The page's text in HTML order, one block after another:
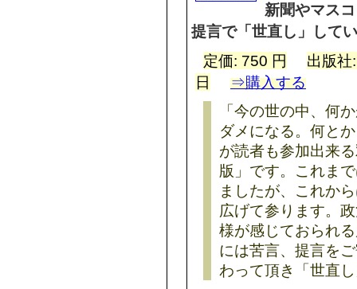
新聞やマス
提言で「世直し」して
定価: 750 円
出版
日
⇒購入する
「今の世の中、何
ダメになる。何と
が読者も参加出来
版」です。これま
ましたが、これか
広げて参ります。
様が感じておられ
には苦言、提言を
わって頂き「世直